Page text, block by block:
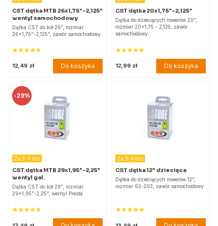
CST dętka MTB 26x1,75"-2,125"
wentyl samochodowy
Dętka CST do kół 26", rozmiar
26x1,75"-2,125", zawór samochodowy.
12,49 zł Do koszyka
CST dętka 20x1,75"-2,125"
Dętka do dziecięcych rowerów 20",
rozmiar 20x1,75 - 2,125, zawór
samochodowy.
12,99 zł Do koszyka
-29%
Za 3-4 dni
CST dętka MTB 29x1,95"-2,25"
wentyl gal.
Dętka CST do kół 29", rozmiar
29x1,95"-2,25", wentyl Presta.
Za 3-4 dni
CST dętka 12" dziecięca
Dętka do dziecięcych rowerów 12",
rozmiar 62-203, zawór samochodowy.